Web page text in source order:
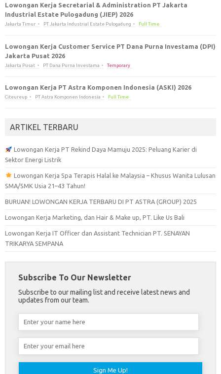
Lowongan Kerja Secretarial & Administration PT Jakarta
Industrial Estate Pulogadung (JIEP) 2026
Jakarta Timur PT Jakarta Industrial Estate Pulogadung Full Time
Lowongan Kerja Customer Service PT Dana Purna Investama (DPI)
Jakarta Pusat 2026
Jakarta Pusat PT Dana Purna Investama Temporary
Lowongan Kerja PT Astra Komponen Indonesia (ASKI) 2026
Citeureup PT Astra Komponen Indonesia Full Time
ARTIKEL TERBARU
Lowongan Kerja PT Rekind Daya Mamuju 2025: Peluang Karier di
Sektor Energi Listrik
Lowongan Kerja Spa Terapis Halal ke Malaysia – Khusus Wanita Lulusan
SMA/SMK Usia 21–43 Tahun!
BURUAN! LOWONGAN KERJA TERBARU DI PT ASTRA (GROUP) 2025
Lowongan Kerja Marketing, dan Hair & Make up, PT. Like Us Bali
Lowongan Kerja IT Officer dan Assistant Technician PT. SENAYAN
TRIKARYA SEMPANA
Subscribe To Our Newsletter
Subscribe to our mailing list and receive latest news and
updates from our team.